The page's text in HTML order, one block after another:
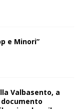
e Minori”
Valbasento, a